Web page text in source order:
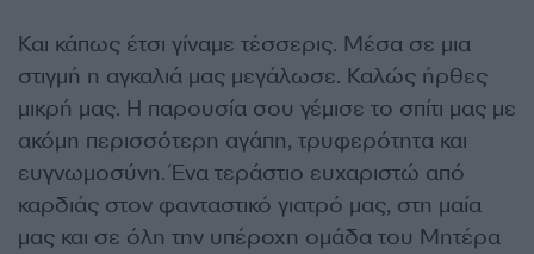
Και κάπως έτσι γίναμε τέσσερις. Μέσα σε μια
στιγμή η αγκαλιά μας μεγάλωσε. Καλώς ήρθες
μικρή μας. H παρουσία σου γέμισε το σπίτι μας με
ακόμη περισσότερη αγάπη, τρυφερότητα και
ευγνωμοσύνη. Ένα τεράστιο ευχαριστώ από
καρδιάς στον φανταστικό γιατρό μας, στη μαία
μας και σε όλη την υπέροχη ομάδα του Μητέρα